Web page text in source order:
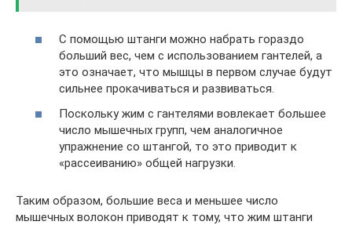
С помощью штанги можно набрать гораздо
больший вес, чем с использованием гантелей, а
это означает, что мышцы в первом случае будут
сильнее прокачиваться и развиваться.
Поскольку жим с гантелями вовлекает большее
число мышечных групп, чем аналогичное
упражнение со штангой, то это приводит к
«рассеиванию» общей нагрузки.
Таким образом, большие веса и меньшее число
мышечных волокон приводят к тому, что жим штанги